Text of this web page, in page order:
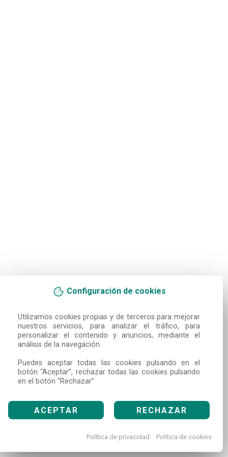
Configuración de cookies
Utilizamos cookies propias y de terceros para mejorar
nuestros servicios, para analizar el tráfico, para
personalizar el contenido y anuncios, mediante el
análisis de la navegación.
Puedes aceptar todas las cookies pulsando en el
botón “Aceptar”, rechazar todas las cookies pulsando
en el botón “Rechazar”
ACEPTAR RECHAZAR
Política de privacidad Política de cookies